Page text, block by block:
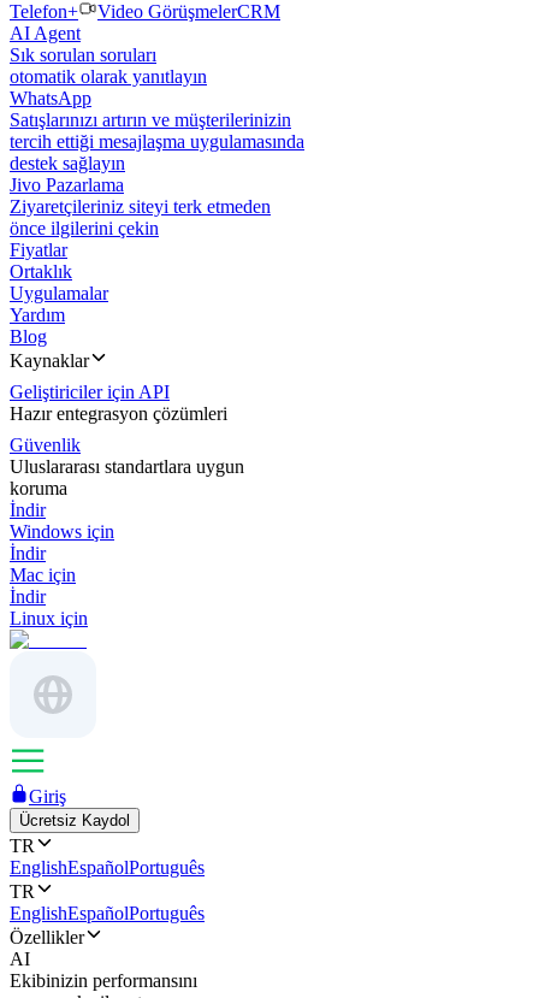
Telefon+
Video GörüşmelerCRM
AI Agent
Sık sorulan soruları
otomatik olarak yanıtlayın
WhatsApp
Satışlarınızı artırın ve müşterilerinizin
tercih ettiği mesajlaşma uygulamasında
destek sağlayın
Jivo Pazarlama
Ziyaretçileriniz siteyi terk etmeden
önce ilgilerini çekin
Fiyatlar
Ortaklık
Uygulamalar
Yardım
Blog
Kaynaklar
Geliştiriciler için API
Hazır entegrasyon çözümleri
Güvenlik
Uluslararası standartlara uygun
koruma
İndir
Windows için
İndir
Mac için
İndir
Linux için
Giriş
Ücretsiz Kaydol
TR
EnglishEspañolPortuguês
TR
EnglishEspañolPortuguês
Özellikler
AI
Ekibinizin performansını